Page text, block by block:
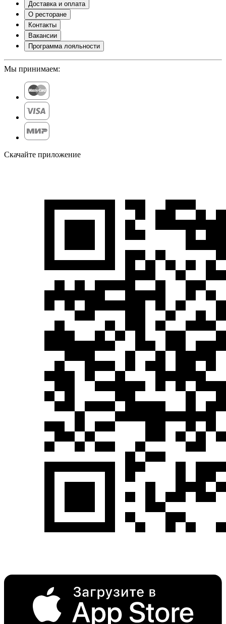
Доставка и оплата
О ресторане
Контакты
Вакансии
Программа лояльности
Мы принимаем:
Скачайте приложение